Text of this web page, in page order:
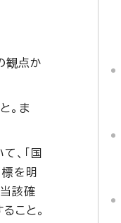
観点か
。ま
、「国
を明
該確
こと。